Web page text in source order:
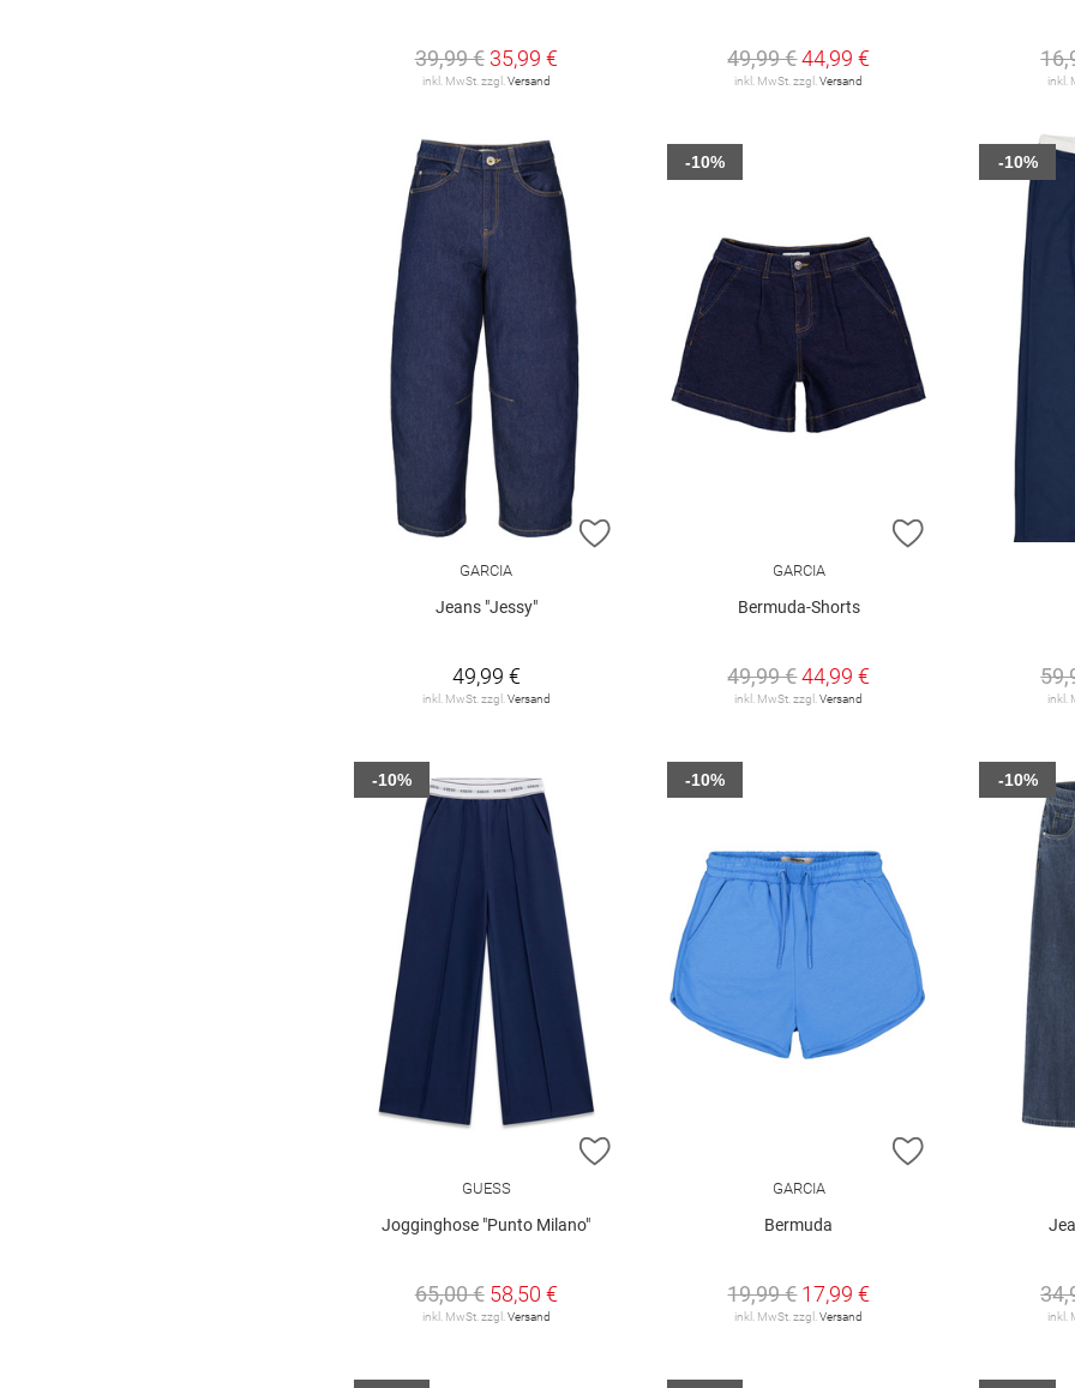
39,99 € 35,99 €
inkl. MwSt. zzgl. Versand
49,99 €44,99 €
inkl. MwSt. zzgl.Versand inkl.
ZUR WUNSCHLISTE HINZUFÜGEN
GARCIA
Jeans "Jessy"
49,99 €
inkl. MwSt. zzgl. Versand
ZUR
GARCIA
Bermuda-Shorts
49,99 €44,99 €
inkl. MwSt. zzgl.Versand
-10%
inkl.
-10%
ZUR WUNSCHLISTE HINZUFÜGEN
GUESS
Jogginghose "Punto Milano"
65,00 € 58,50 €
inkl. MwSt. zzgl. Versand
-10%
ZUR
GARCIA
Bermuda
19,99 € 17,99 €
inkl. MwSt. zzgl.Versand
-10%
inkl.
-10%